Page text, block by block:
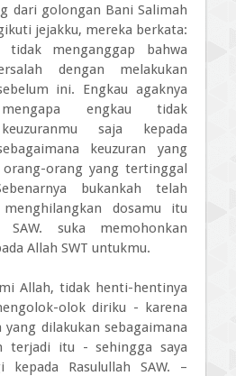
dari golongan Bani Salimah
jejakku, mereka berkata:
menganggap bahwa
dengan melakukan
ini. Engkau agaknya
engkau tidak
saja kepada
keuzuran yang
orang yang tertinggal
bukankah telah
dosamu itu
SAW. suka memohonkan
Allah SWT untukmu.
Allah, tidak henti-hentinya
olok diriku - karena
yang dilakukan sebagaimana
terjadi itu - sehingga saya
Rasulullah SAW. –